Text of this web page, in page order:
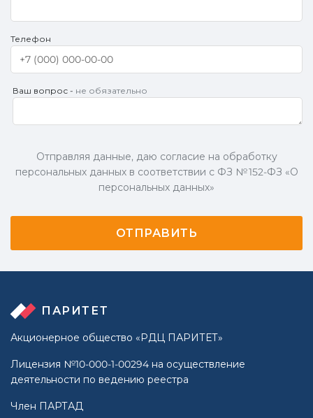
Телефон
Ваш вопрос - не обязательно
Отправляя данные, даю согласие на обработку
персональных данных в соответствии с ФЗ № 152-ФЗ «О
персональных данных»
ПАРИТЕТ
Акционерное общество «РДЦ ПАРИТЕТ»
Лицензия №10-000-1-00294 на осуществление
деятельности по ведению реестра
Член ПАРТАД